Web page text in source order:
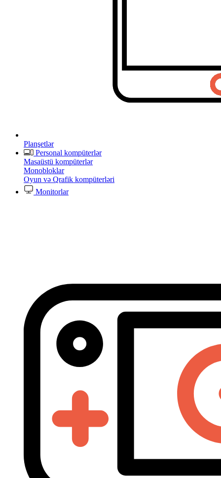
Planşetlər
Personal kompüterlər
Masaüstü kompüterlər
Monobloklar
Oyun və Qrafik kompüterləri
Monitorlar